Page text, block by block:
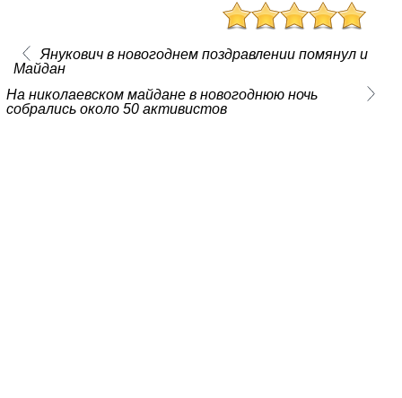
Янукович в новогоднем поздравлении помянул и
Майдан
На николаевском майдане в новогоднюю ночь
собрались около 50 активистов